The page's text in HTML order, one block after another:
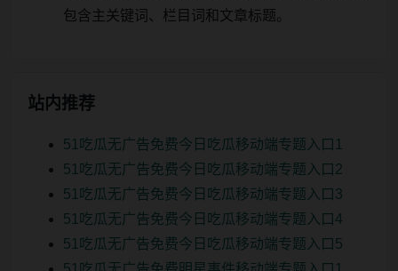
包含主关键词、栏目词和文章标题。
站内推荐
51吃瓜无广告免费今日吃瓜移动端专题入口1
51吃瓜无广告免费今日吃瓜移动端专题入口2
51吃瓜无广告免费今日吃瓜移动端专题入口3
51吃瓜无广告免费今日吃瓜移动端专题入口4
51吃瓜无广告免费今日吃瓜移动端专题入口5